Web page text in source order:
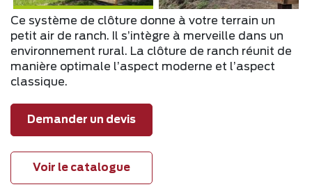
Ce système de clôture donne à votre terrain un
petit air de ranch. Il s’intègre à merveille dans un
environnement rural. La clôture de ranch réunit de
manière optimale l’aspect moderne et l’aspect
classique.
Demander un devis
Voir le catalogue